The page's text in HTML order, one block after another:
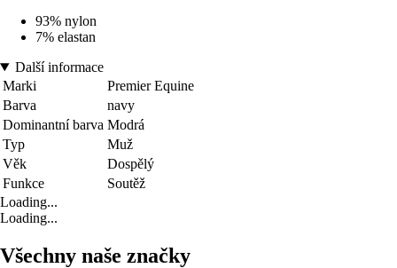
93% nylon
7% elastan
Další informace
Marki
Premier Equine
Barva
navy
Dominantní barva Modrá
Typ
Muž
Věk
Dospělý
Funkce
Soutěž
Loading...
Loading...
Všechny naše značky